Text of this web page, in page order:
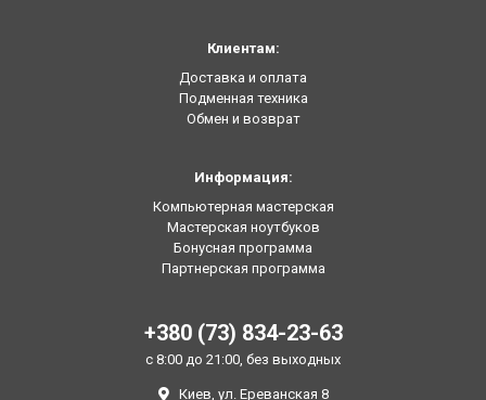
Клиентам:
Доставка и оплата
Подменная техника
Обмен и возврат
Информация:
Компьютерная мастерская
Мастерская ноутбуков
Бонусная программа
Партнерская программа
+380 (73) 834-23-63
с 8:00 до 21:00, без выходных
Киев, ул. Ереванская 8